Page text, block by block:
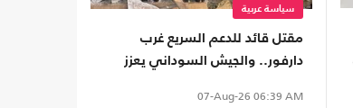
سياسة عربية
مقتل قائد للدعم السريع غرب
دارفور.. والجيش السوداني يعزز
07-Aug-26 06:39 AM